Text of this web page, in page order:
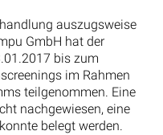
auszugsweise
GmbH hat der
bis zum
im Rahmen
teilgenommen. Eine
nachgewiesen, eine
belegt werden.